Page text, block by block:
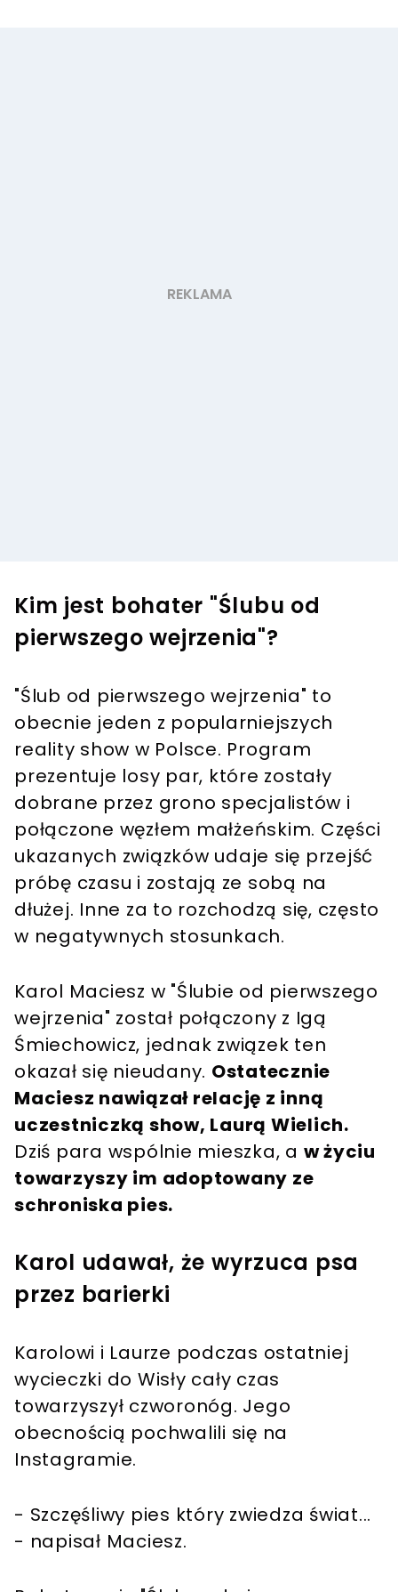
Kim jest bohater "Ślubu od
pierwszego wejrzenia"?
"Ślub od pierwszego wejrzenia" to
obecnie jeden z popularniejszych
reality show w Polsce. Program
prezentuje losy par, które zostały
dobrane przez grono specjalistów i
połączone węzłem małżeńskim. Części
ukazanych związków udaje się przejść
próbę czasu i zostają ze sobą na
dłużej. Inne za to rozchodzą się, często
w negatywnych stosunkach.
Karol Maciesz w "Ślubie od pierwszego
wejrzenia" został połączony z Igą
Śmiechowicz, jednak związek ten
okazał się nieudany. Ostatecznie
Maciesz nawiązał relację z inną
uczestniczką show, Laurą Wielich.
Dziś para wspólnie mieszka, a w życiu
towarzyszy im adoptowany ze
schroniska pies.
Karol udawał, że wyrzuca psa
przez barierki
Karolowi i Laurze podczas ostatniej
wycieczki do Wisły cały czas
towarzyszył czworonóg. Jego
obecnością pochwalili się na
Instagramie.
- Szczęśliwy pies który zwiedza świat...
- napisał Maciesz.